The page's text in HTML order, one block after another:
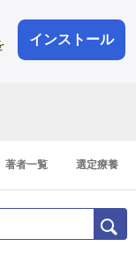
インストール
登録
登録1分
著者一覧 選定療養